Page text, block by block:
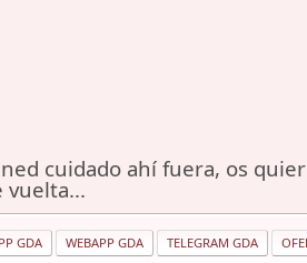
cuidado ahí fuera, os
vuelta...
GDA WEBAPP GDA TELEGRAM GDA